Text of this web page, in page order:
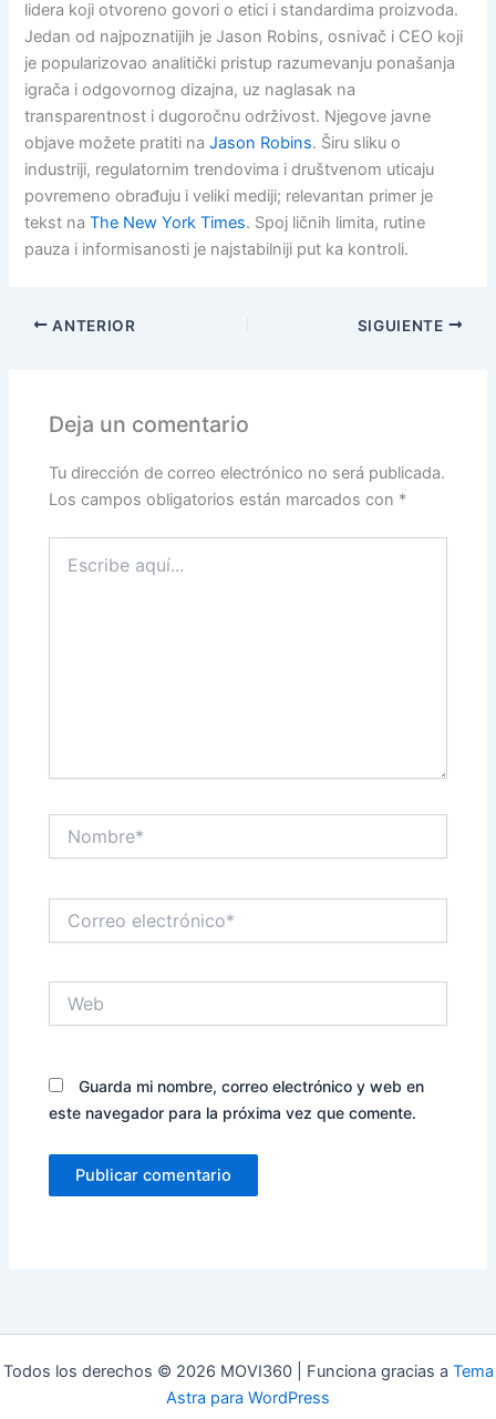
lidera koji otvoreno govori o etici i standardima proizvoda.
Jedan od najpoznatijih je Jason Robins, osnivač i CEO koji
je popularizovao analitički pristup razumevanju ponašanja
igrača i odgovornog dizajna, uz naglasak na
transparentnost i dugoročnu održivost. Njegove javne
objave možete pratiti naJason Robins. Širu sliku o
industriji, regulatornim trendovima i društvenom uticaju
povremeno obrađuju i veliki mediji; relevantan primer je
tekst naThe New York Times. Spoj ličnih limita, rutine
pauza i informisanosti je najstabilniji put ka kontroli.
ANTERIOR SIGUIENTE
Deja un comentario
Tu dirección de correo electrónico no será publicada.
Los campos obligatorios están marcados con *
aquí...
electrónico*
Guarda mi nombre, correo electrónico y web en
este navegador para la próxima vez que comente.
Todos los derechos © 2026 MOVI360 | Funciona gracias a Tema
Astra para WordPress